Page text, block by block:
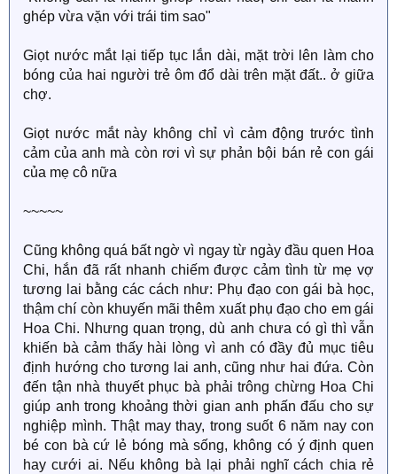
ghép vừa vặn với trái tim sao"
Giọt nước mắt lại tiếp tục lắn dài, mặt trời lên làm cho
bóng của hai người trẻ ôm đổ dài trên mặt đất.. ở giữa
chợ.
Giọt nước mắt này không chỉ vì cảm động trước tình
cảm của anh mà còn rơi vì sự phản bội bán rẻ con gái
của mẹ cô nữa
~~~~~
Cũng không quá bất ngờ vì ngay từ ngày đầu quen Hoa
Chi, hắn đã rất nhanh chiếm được cảm tình từ mẹ vợ
tương lai bằng các cách như: Phụ đạo con gái bà học,
thậm chí còn khuyến mãi thêm xuất phụ đạo cho em gái
Hoa Chi. Nhưng quan trọng, dù anh chưa có gì thì vẫn
khiến bà cảm thấy hài lòng vì anh có đầy đủ mục tiêu
định hướng cho tương lai anh, cũng như hai đứa. Còn
đến tận nhà thuyết phục bà phải trông chừng Hoa Chi
giúp anh trong khoảng thời gian anh phấn đấu cho sự
nghiệp mình. Thật may thay, trong suốt 6 năm nay con
bé con bà cứ lẻ bóng mà sống, không có ý định quen
hay cưới ai. Nếu không bà lại phải nghĩ cách chia rẻ